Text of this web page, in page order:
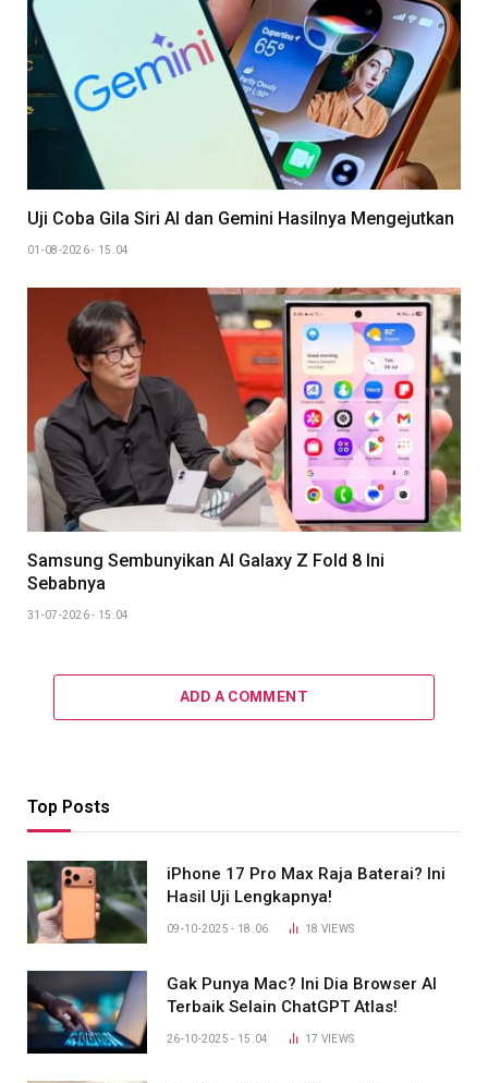
Uji Coba Gila Siri AI dan Gemini Hasilnya Mengejutkan
01-08-2026 - 15.04
Samsung Sembunyikan AI Galaxy Z Fold 8 Ini
Sebabnya
31-07-2026 - 15.04
ADD A COMMENT
Top Posts
iPhone 17 Pro Max Raja Baterai? Ini
Hasil Uji Lengkapnya!
09-10-2025 - 18.06 18 VIEWS
Gak Punya Mac? Ini Dia Browser AI
Terbaik Selain ChatGPT Atlas!
26-10-2025 - 15.04 17 VIEWS